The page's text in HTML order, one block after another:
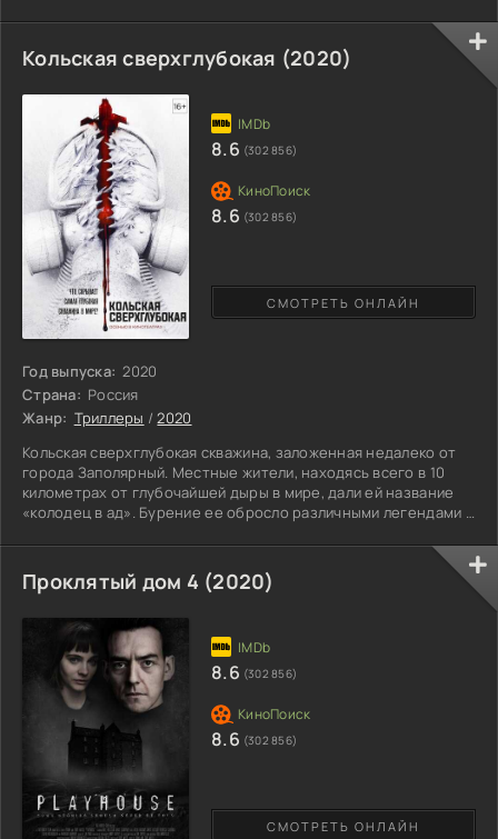
повлияла на ее жизнь, и она не могла думать ни о чем, кроме
мести. Она перестала улыбаться и радоваться жизни, она
мечтала наказать обидчиков. Каждую неделю она посещает
Кольская сверхглубокая (2020)
Год выпуска: 2020
Страна: Россия
Жанр: Триллеры /2020
Кольская сверхглубокая скважина, заложенная недалеко от
города Заполярный. Местные жители, находясь всего в 10
километрах от глубочайшей дыры в мире, дали ей название
«колодец в ад». Бурение ее обросло различными легендами и
стоны и терзающие крики сотни тысяч человек при внедрении
бура все глубже в землю. Именно тогда, в 1984 году, достиг
отметки глубины 12 000 метров, объект закрыли. Поскольку
СМОТРЕТЬ ОНЛАЙН
8.6 (302 856)
8.6 (302 856)
Проклятый дом 4 (2020)
СМОТРЕТЬ ОНЛАЙН
8.6 (302 856)
8.6 (302 856)